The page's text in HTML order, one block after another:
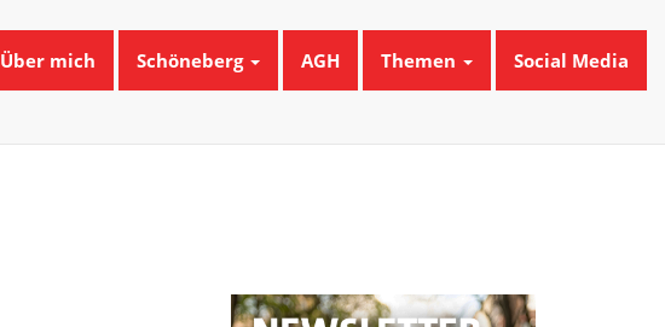
Über mich Schöneberg AGH Themen Social Media